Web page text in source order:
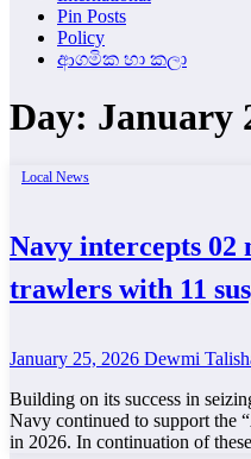
Pin Posts
Policy
ආගමික හා කලා
Day: January
Local News
Navy intercepts 02
trawlers with 11
January 25, 2026 Dewmi
Building on its success in
Navy continued to support the
in 2026. In continuation of